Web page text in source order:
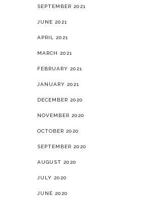
SEPTEMBER 2021
JUNE 2021
APRIL 2021
MARCH 2021
FEBRUARY 2021
JANUARY 2021
DECEMBER 2020
NOVEMBER 2020
OCTOBER 2020
SEPTEMBER 2020
AUGUST 2020
JULY 2020
JUNE 2020